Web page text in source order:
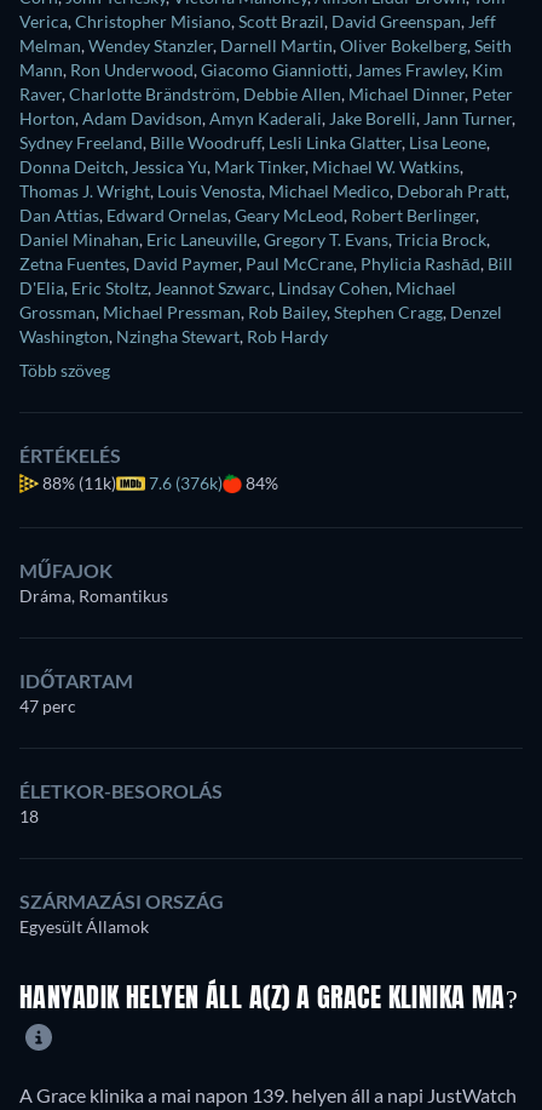
Verica,Christopher Misiano,Scott Brazil, David Greenspan, Jeff
Melman,Wendey Stanzler, Darnell Martin,Oliver Bokelberg,Seith
Mann, Ron Underwood,Giacomo Gianniotti, James Frawley, Kim
Raver,Charlotte Brändström, Debbie Allen, Michael Dinner, Peter
Horton,Adam Davidson,Amyn Kaderali, Jake Borelli, Jann Turner,
Sydney Freeland, Bille Woodruff, Lesli Linka Glatter, Lisa Leone,
Donna Deitch, Jessica Yu, Mark Tinker, Michael W. Watkins,
Thomas J. Wright, Louis Venosta, Michael Medico, Deborah Pratt,
Dan Attias, Edward Ornelas,Geary McLeod, Robert Berlinger,
Daniel Minahan, Eric Laneuville,Gregory T. Evans,Tricia Brock,
Zetna Fuentes, David Paymer, Paul McCrane, Phylicia Rashād, Bill
D'Elia, Eric Stoltz, Jeannot Szwarc, Lindsay Cohen, Michael
Grossman, Michael Pressman, Rob Bailey,Stephen Cragg, Denzel
Washington, Nzingha Stewart, Rob Hardy
Több szöveg
ÉRTÉKELÉS
88% (11k) 7.6 (376k) 84%
MŰFAJOK
Dráma, Romantikus
IDŐTARTAM
47 perc
ÉLETKOR-BESOROLÁS
18
SZÁRMAZÁSI ORSZÁG
Egyesült Államok
HANYADIK HELYEN ÁLL A(Z) A GRACE KLINIKA MA?
A Grace klinika a mai napon 139. helyen áll a napi JustWatch